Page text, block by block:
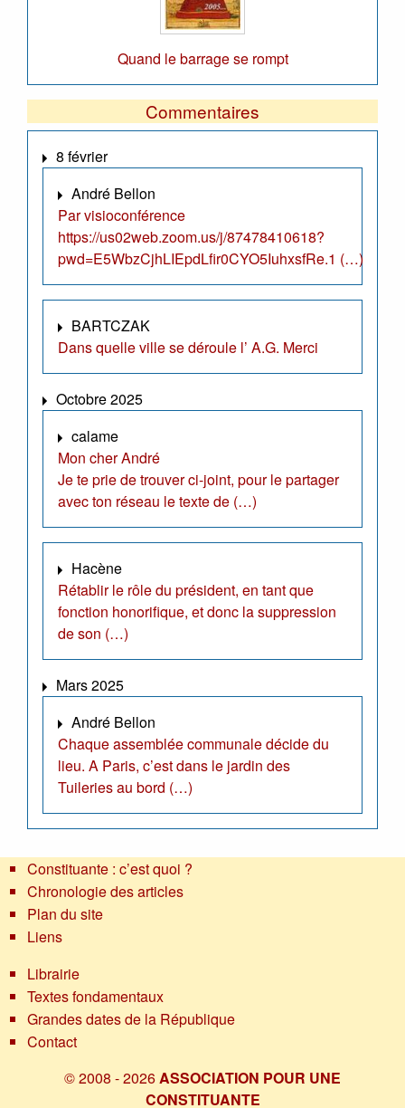
Quand le barrage se rompt
Commentaires
8 février
André Bellon
Par visioconférence
https://us02web.zoom.us/j/87478410618?
pwd=E5WbzCjhLIEpdLfir0CYO5IuhxsfRe.1 (…)
BARTCZAK
Dans quelle ville se déroule l’ A.G. Merci
Octobre 2025
calame
Mon cher André
Je te prie de trouver ci-joint, pour le partager
avec ton réseau le texte de (…)
Hacène
Rétablir le rôle du président, en tant que
fonction honorifique, et donc la suppression
de son (…)
Mars 2025
André Bellon
Chaque assemblée communale décide du
lieu. A Paris, c’est dans le jardin des
Tuileries au bord (…)
Constituante : c’est quoi ?
Chronologie des articles
Plan du site
Liens
Librairie
Textes fondamentaux
Grandes dates de la République
Contact
© 2008 - 2026ASSOCIATION POUR UNE
CONSTITUANTE